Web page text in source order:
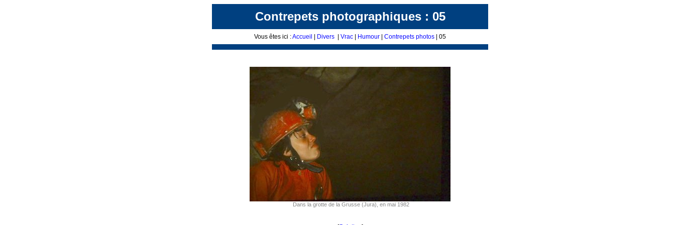
Contrepets photographiques : 05
Vous êtes ici :Accueil Divers Vrac Humour Contrepets photos | 05
Dans la grotte de la Grusse (Jura), en mai 1982